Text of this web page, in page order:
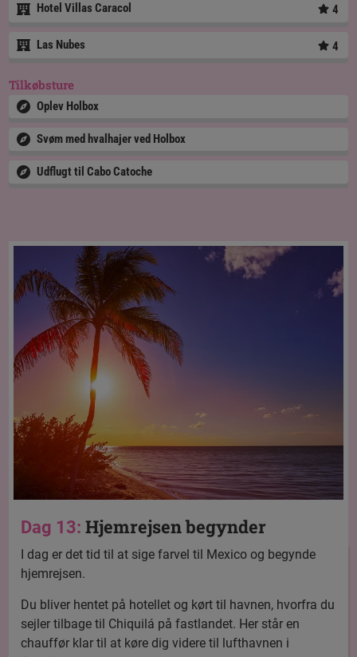
Hotel Villas Caracol 4
Las Nubes 4
Tilkøbsture
Oplev Holbox
Svøm med hvalhajer ved Holbox
Udflugt til Cabo Catoche
Dag 13:Hjemrejsen begynder
I dag er det tid til at sige farvel til Mexico og begynde
hjemrejsen.
Du bliver hentet på hotellet og kørt til havnen, hvorfra du
sejler tilbage til Chiquilá på fastlandet. Her står en
chauffør klar til at køre dig videre til lufthavnen i